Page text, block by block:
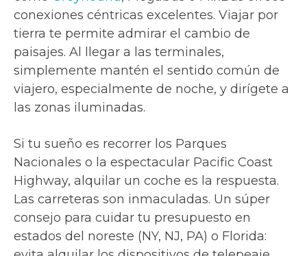
conexiones céntricas excelentes. Viajar por
tierra te permite admirar el cambio de
paisajes. Al llegar a las terminales,
simplemente mantén el sentido común de
viajero, especialmente de noche, y dirígete a
las zonas iluminadas.
Si tu sueño es recorrer los Parques
Nacionales o la espectacular Pacific Coast
Highway, alquilar un coche es la respuesta.
Las carreteras son inmaculadas. Un súper
consejo para cuidar tu presupuesto en
estados del noreste (NY, NJ, PA) o Florida: